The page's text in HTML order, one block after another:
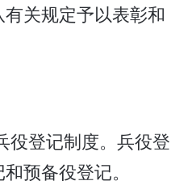
关规定予以表彰和
役登记制度。兵役登
预备役登记。